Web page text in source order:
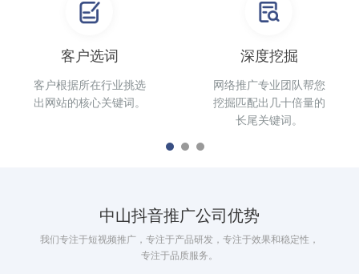
客户选词
客户根据所在行业挑选
出网站的核心关键词。
深度挖掘
网络推广专业团队帮您
挖掘匹配出几十倍量的
长尾关键词。
中山抖音推广公司优势
我们专注于短视频推广，专注于产品研发，专注于效果和稳定性，
专注于品质服务。